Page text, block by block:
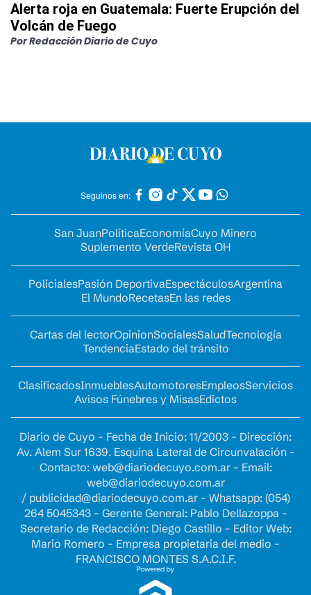
Alerta roja en Guatemala: Fuerte Erupción del
Volcán de Fuego
PorRedacción Diario de Cuyo
Seguinos en:
San JuanPolíticaEconomíaCuyo Minero
Suplemento VerdeRevista OH
PolicialesPasión DeportivaEspectáculosArgentina
El MundoRecetasEn las redes
Cartas del lectorOpinionSocialesSaludTecnología
TendenciaEstado del tránsito
ClasificadosInmueblesAutomotoresEmpleosServicios
Avisos Fúnebres y MisasEdictos
Diario de Cuyo - Fecha de Inicio: 11/2003 - Dirección:
Av. Alem Sur 1639. Esquina Lateral de Circunvalación -
Contacto: web@diariodecuyo.com.ar- Email:
web@diariodecuyo.com.ar
/ publicidad@diariodecuyo.com.ar- Whatsapp: (054)
264 5045343 - Gerente General: Pablo Dellazoppa -
Secretario de Redacción: Diego Castillo - Editor Web:
Mario Romero - Empresa propietaria del medio -
FRANCISCO MONTES S.A.C.I.F.